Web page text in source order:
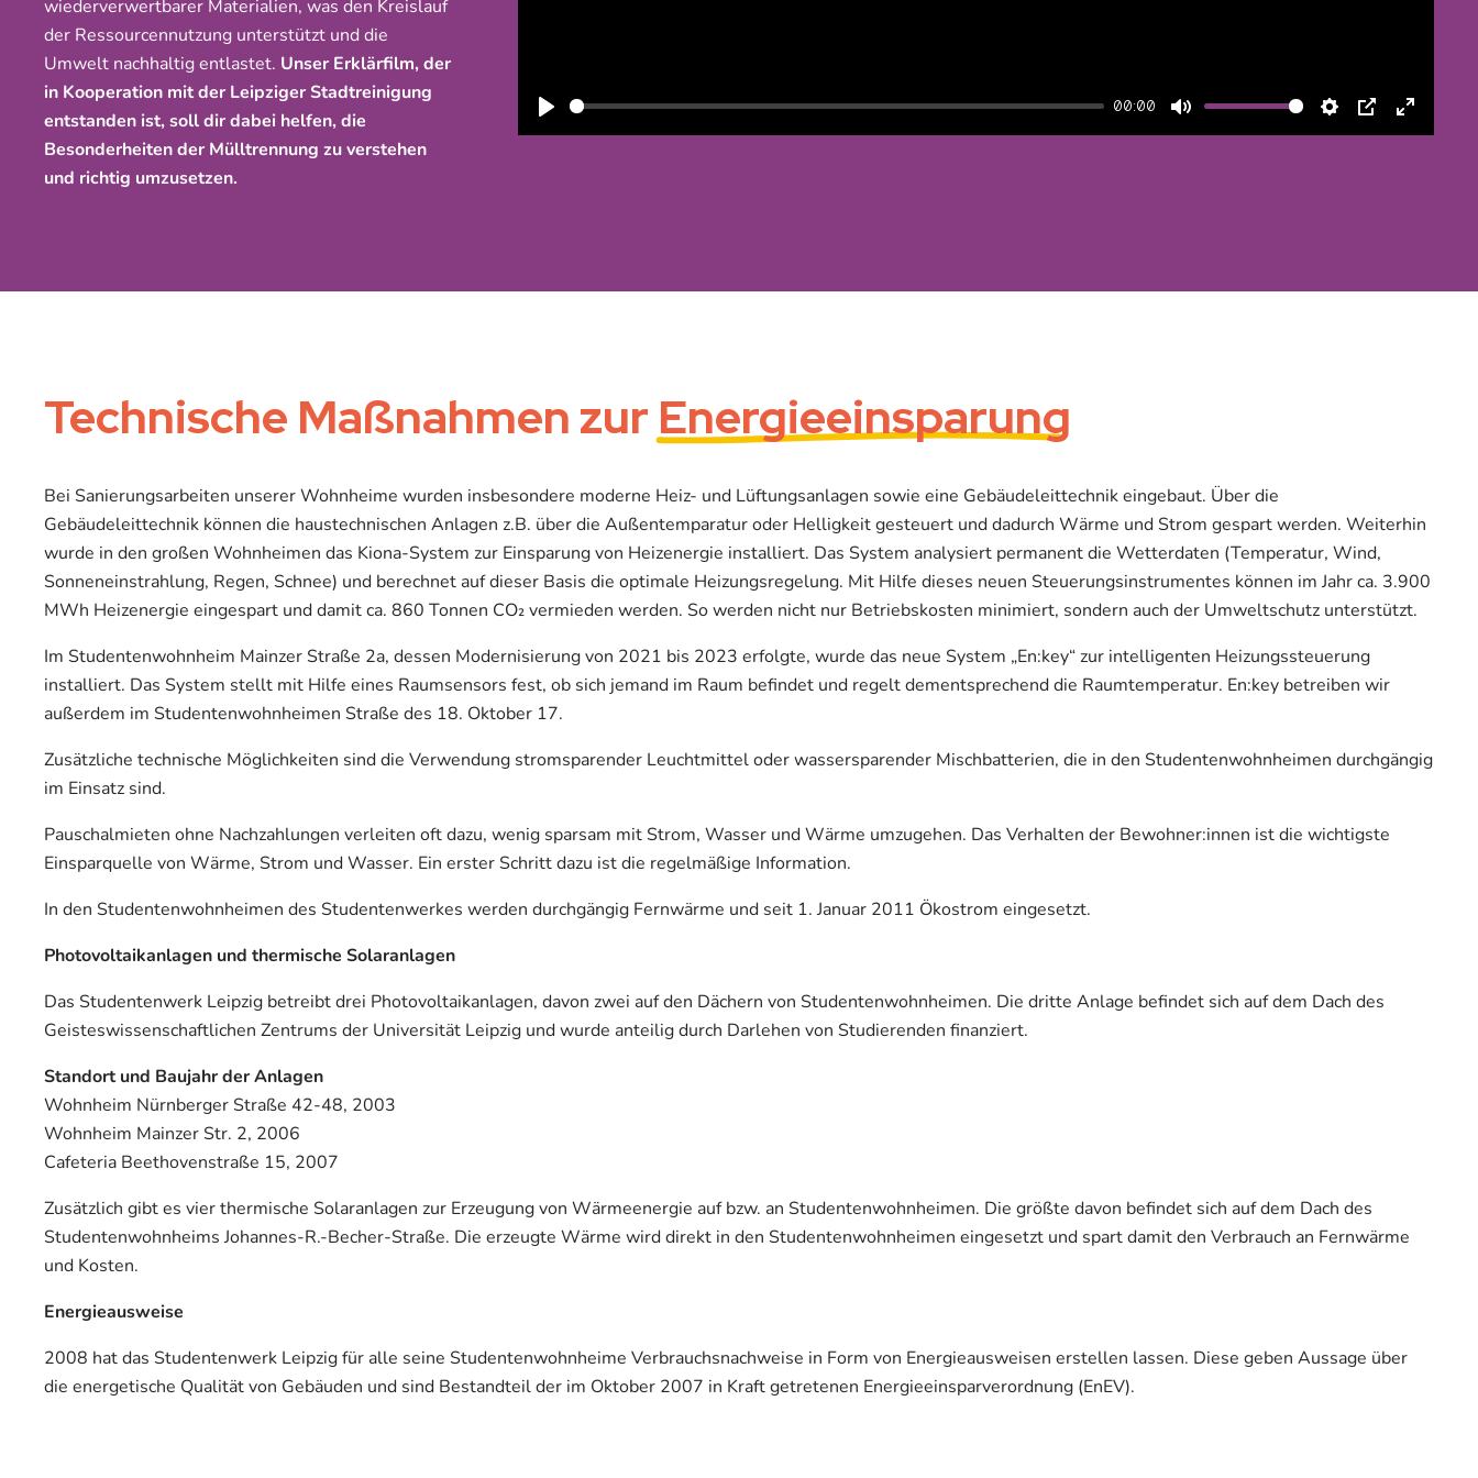
wiederverwertbarer Materialien, was den Kreislauf
der Ressourcennutzung unterstützt und die
Umwelt nachhaltig entlastet. Unser Erklärfilm, der
in Kooperation mit der Leipziger Stadtreinigung
entstanden ist, soll dir dabei helfen, die
Besonderheiten der Mülltrennung zu verstehen
und richtig umzusetzen.
Play
00:00
Mute Settings
PIP Enter
Technische Maßnahmen zur Energieeinsparung
Bei Sanierungsarbeiten unserer Wohnheime wurden insbesondere moderne Heiz- und Lüftungsanlagen sowie eine Gebäudeleittechnik eingebaut. Über die
Gebäudeleittechnik können die haustechnischen Anlagen z.B. über die Außentemparatur oder Helligkeit gesteuert und dadurch Wärme und Strom gespart werden. Weiterhin
wurde in den großen Wohnheimen das Kiona-System zur Einsparung von Heizenergie installiert. Das System analysiert permanent die Wetterdaten (Temperatur, Wind,
Sonneneinstrahlung, Regen, Schnee) und berechnet auf dieser Basis die optimale Heizungsregelung. Mit Hilfe dieses neuen Steuerungsinstrumentes können im Jahr ca. 3.900
MWh Heizenergie eingespart und damit ca. 860 Tonnen CO₂ vermieden werden. So werden nicht nur Betriebskosten minimiert, sondern auch der Umweltschutz unterstützt.
Im Studentenwohnheim Mainzer Straße 2a, dessen Modernisierung von 2021 bis 2023 erfolgte, wurde das neue System „En:key“ zur intelligenten Heizungssteuerung
installiert. Das System stellt mit Hilfe eines Raumsensors fest, ob sich jemand im Raum befindet und regelt dementsprechend die Raumtemperatur. En:key betreiben wir
außerdem im Studentenwohnheimen Straße des 18. Oktober 17.
Zusätzliche technische Möglichkeiten sind die Verwendung stromsparender Leuchtmittel oder wassersparender Mischbatterien, die in den Studentenwohnheimen durchgängig
im Einsatz sind.
Pauschalmieten ohne Nachzahlungen verleiten oft dazu, wenig sparsam mit Strom, Wasser und Wärme umzugehen. Das Verhalten der Bewohner:innen ist die wichtigste
Einsparquelle von Wärme, Strom und Wasser. Ein erster Schritt dazu ist die regelmäßige Information.
In den Studentenwohnheimen des Studentenwerkes werden durchgängig Fernwärme und seit 1. Januar 2011 Ökostrom eingesetzt.
Photovoltaikanlagen und thermische Solaranlagen
Das Studentenwerk Leipzig betreibt drei Photovoltaikanlagen, davon zwei auf den Dächern von Studentenwohnheimen. Die dritte Anlage befindet sich auf dem Dach des
Geisteswissenschaftlichen Zentrums der Universität Leipzig und wurde anteilig durch Darlehen von Studierenden finanziert.
Standort und Baujahr der Anlagen
Wohnheim Nürnberger Straße 42-48, 2003
Wohnheim Mainzer Str. 2, 2006
Cafeteria Beethovenstraße 15, 2007
Zusätzlich gibt es vier thermische Solaranlagen zur Erzeugung von Wärmeenergie auf bzw. an Studentenwohnheimen. Die größte davon befindet sich auf dem Dach des
Studentenwohnheims Johannes-R.-Becher-Straße. Die erzeugte Wärme wird direkt in den Studentenwohnheimen eingesetzt und spart damit den Verbrauch an Fernwärme
und Kosten.
Energieausweise
2008 hat das Studentenwerk Leipzig für alle seine Studentenwohnheime Verbrauchsnachweise in Form von Energieausweisen erstellen lassen. Diese geben Aussage über
die energetische Qualität von Gebäuden und sind Bestandteil der im Oktober 2007 in Kraft getretenen Energieeinsparverordnung (EnEV).